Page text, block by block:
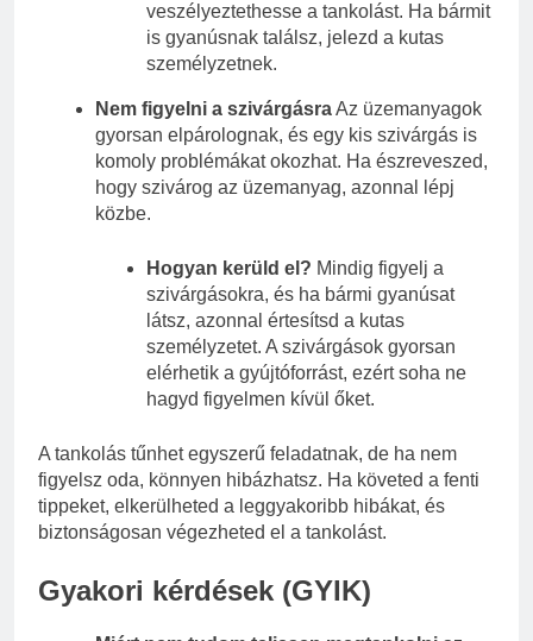
veszélyeztethesse a tankolást. Ha bármit
is gyanúsnak találsz, jelezd a kutas
személyzetnek.
Nem figyelni a szivárgásraAz üzemanyagok
gyorsan elpárolognak, és egy kis szivárgás is
komoly problémákat okozhat. Ha észreveszed,
hogy szivárog az üzemanyag, azonnal lépj
közbe.
Hogyan kerüld el? Mindig figyelj a
szivárgásokra, és ha bármi gyanúsat
látsz, azonnal értesítsd a kutas
személyzetet. A szivárgások gyorsan
elérhetik a gyújtóforrást, ezért soha ne
hagyd figyelmen kívül őket.
A tankolás tűnhet egyszerű feladatnak, de ha nem
figyelsz oda, könnyen hibázhatsz. Ha követed a fenti
tippeket, elkerülheted a leggyakoribb hibákat, és
biztonságosan végezheted el a tankolást.
Gyakori kérdések (GYIK)